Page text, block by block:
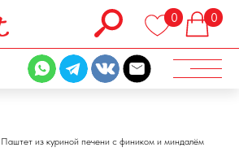
0
Паштет из куриной печени с фиником и миндалём